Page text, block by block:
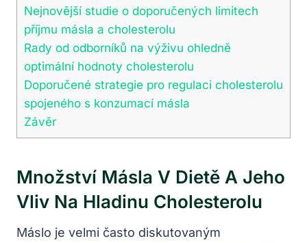
Nejnovější studie o doporučených limitech
příjmu másla a cholesterolu
Rady od odborníků na výživu ohledně
optimální hodnoty cholesterolu
Doporučené strategie pro regulaci cholesterolu
spojeného s konzumací másla
Závěr
Množství Másla V Dietě A Jeho
Vliv Na Hladinu Cholesterolu
Máslo je velmi často diskutovaným